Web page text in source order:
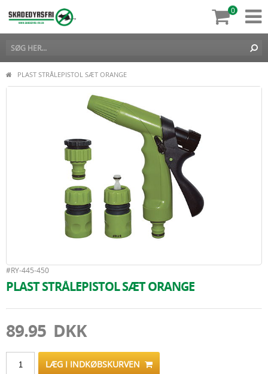
0
PLAST STRÅLEPISTOL SÆT ORANGE
#RY-445-450
PLAST STRÅLEPISTOL SÆT ORANGE
89.95 DKK
LÆG I INDKØBSKURVEN